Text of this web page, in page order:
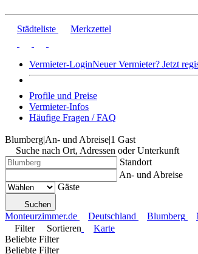
Städteliste Merkzettel
Vermieter-LoginNeuer Vermieter? Jetzt
Profile und Preise
Vermieter-Infos
Häufige Fragen / FAQ
Blumberg|An- und Abreise|1 Gast
Suche nach Ort, Adressen oder Unterkunft
Standort
An- und Abreise
Gäste
Suchen
Monteurzimmer.de Deutschland Blumberg
Filter
Sortieren
Karte
Beliebte Filter
Beliebte Filter